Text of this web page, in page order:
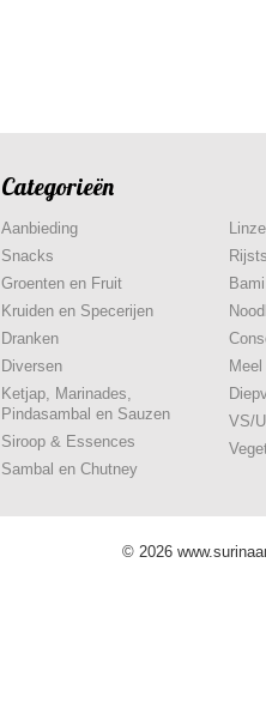
Categorieën
Aanbieding
Snacks
Groenten en Fruit
Kruiden en Specerijen
Dranken
Diversen
Ketjap, Marinades,
Pindasambal en Sauzen
Siroop & Essences
Sambal en Chutney
VS/
© 2026